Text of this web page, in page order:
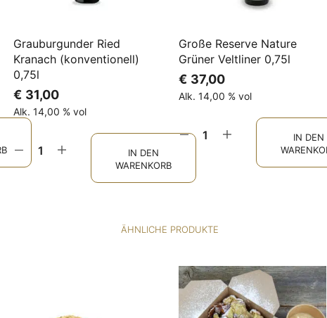
Grauburgunder Ried
Kranach (konventionell)
0,75l
€ 31,00
Alk. 14,00 % vol
IN DEN
WARENKORB
Große Reserve Nature
Grüner Veltliner 0,75l
€ 37,00
Alk. 14,00 % vol
IN DEN
ÄHNLICHE PRODUKTE